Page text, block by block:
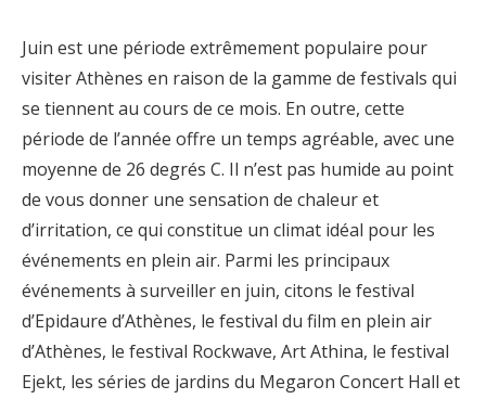
Juin est une période extrêmement populaire pour
visiter Athènes en raison de la gamme de festivals qui
se tiennent au cours de ce mois. En outre, cette
période de l’année offre un temps agréable, avec une
moyenne de 26 degrés C. Il n’est pas humide au point
de vous donner une sensation de chaleur et
d’irritation, ce qui constitue un climat idéal pour les
événements en plein air. Parmi les principaux
événements à surveiller en juin, citons le festival
d’Epidaure d’Athènes, le festival du film en plein air
d’Athènes, le festival Rockwave, Art Athina, le festival
Ejekt, les séries de jardins du Megaron Concert Hall et